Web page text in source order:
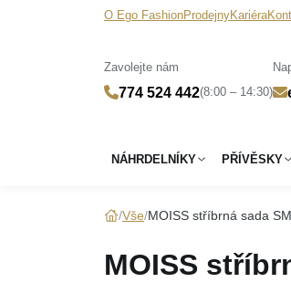
O Ego FashionProdejnyKariéra
Zavolejte nám
774 524 442(8:00 – 14:30)
NÁHRDELNÍKY PŘÍVĚSKY
Vše MOISS stříbrná sada
MOISS